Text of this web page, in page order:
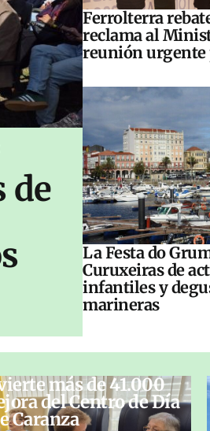
de
Ferrolterra
reclama al
reunión urgente
La Festa do
Curuxeiras de
infantiles y
marineras
más de 41.000
del Centro de Día
Caranza